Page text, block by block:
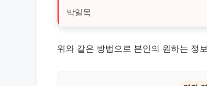
박일목
위와 같은 방법으로 본인의 원하는 정